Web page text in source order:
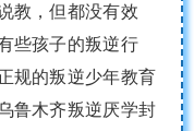
教，但都没有效
些孩子的叛逆行
规的叛逆少年教育
鲁木齐叛逆厌学封